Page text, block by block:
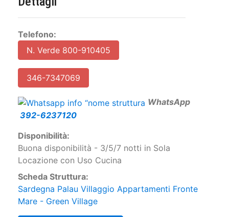
Telefono:
N. Verde 800-910405
346-7347069
392-6237120
Disponibilità:
Buona disponibilità - 3/5/7 notti in Sola
Locazione con Uso Cucina
Scheda Struttura:
Sardegna Palau Villaggio Appartamenti Fronte
Mare - Green Village
RICHIEDI PREVENTIVO